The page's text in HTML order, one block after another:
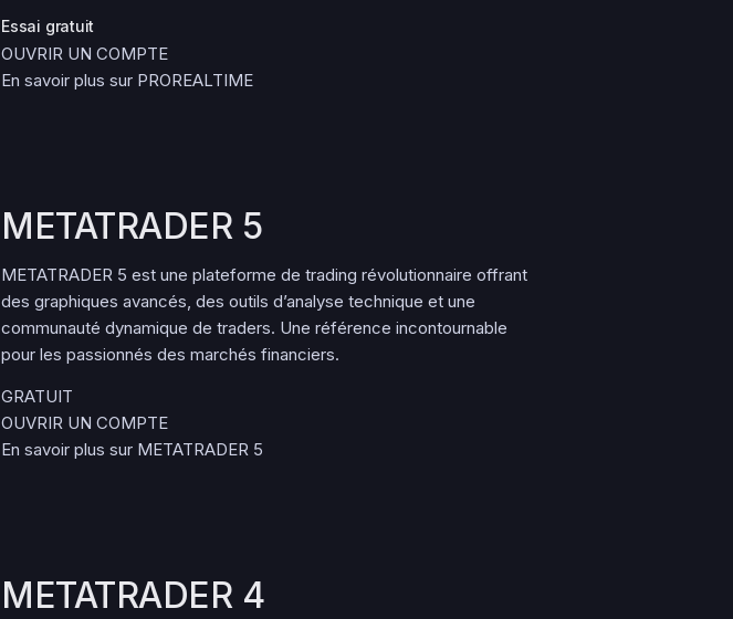
Essai gratuit
OUVRIR UN COMPTE
En savoir plus sur PROREALTIME
METATRADER 5
METATRADER 5 est une plateforme de trading révolutionnaire offrant
des graphiques avancés, des outils d’analyse technique et une
communauté dynamique de traders. Une référence incontournable
pour les passionnés des marchés financiers.
GRATUIT
OUVRIR UN COMPTE
En savoir plus sur METATRADER 5
METATRADER 4